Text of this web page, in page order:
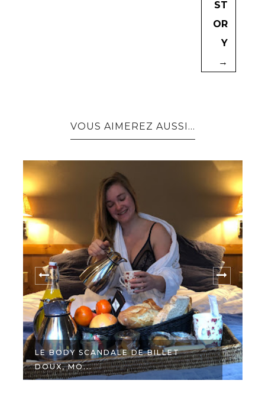
ST
OR
Y
→
VOUS AIMEREZ AUSSI...
LE BODY SCANDALE DE BILLET
DOUX, MO...